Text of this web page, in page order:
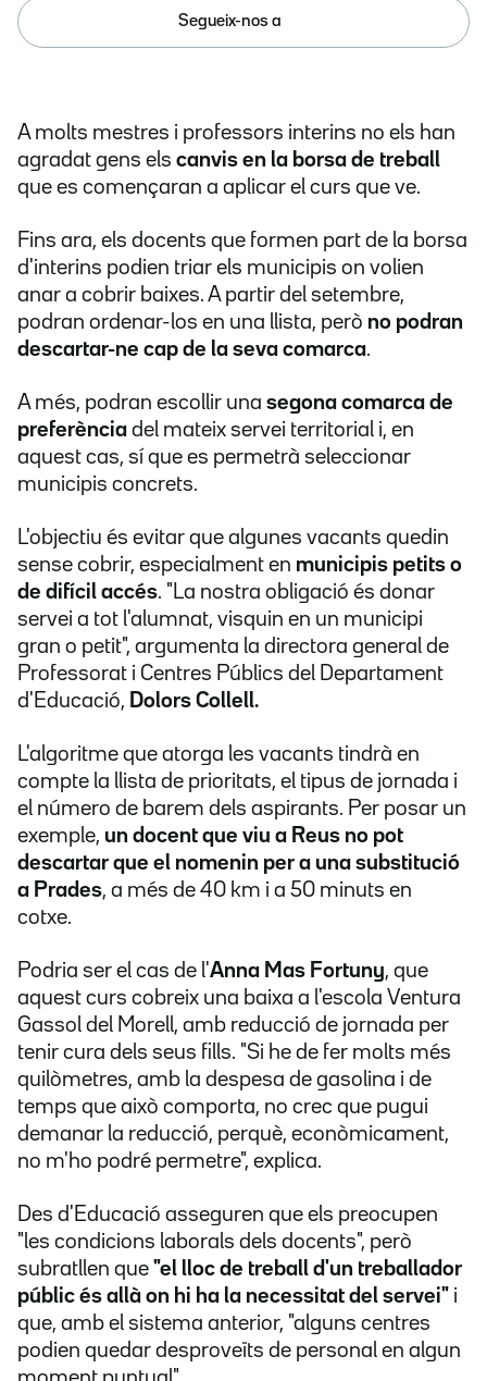
Segueix-nos a
A molts mestres i professors interins no els han
agradat gens els canvis en la borsa de treball
que es començaran a aplicar el curs que ve.
Fins ara, els docents que formen part de la borsa
d'interins podien triar els municipis on volien
anar a cobrir baixes. A partir del setembre,
podran ordenar-los en una llista, però no podran
descartar-ne cap de la seva comarca.
A més, podran escollir una segona comarca de
preferència del mateix servei territorial i, en
aquest cas, sí que es permetrà seleccionar
municipis concrets.
L'objectiu és evitar que algunes vacants quedin
sense cobrir, especialment en municipis petits o
de difícil accés. "La nostra obligació és donar
servei a tot l'alumnat, visquin en un municipi
gran o petit", argumenta la directora general de
Professorat i Centres Públics del Departament
d'Educació, Dolors Collell.
L'algoritme que atorga les vacants tindrà en
compte la llista de prioritats, el tipus de jornada i
el número de barem dels aspirants. Per posar un
exemple, un docent que viu a Reus no pot
descartar que el nomenin per a una substitució
a Prades, a més de 40 km i a 50 minuts en
cotxe.
Podria ser el cas de l'Anna Mas Fortuny, que
aquest curs cobreix una baixa a l'escola Ventura
Gassol del Morell, amb reducció de jornada per
tenir cura dels seus fills. "Si he de fer molts més
quilòmetres, amb la despesa de gasolina i de
temps que això comporta, no crec que pugui
demanar la reducció, perquè, econòmicament,
no m'ho podré permetre", explica.
Des d'Educació asseguren que els preocupen
"les condicions laborals dels docents", però
subratllen que "el lloc de treball d'un treballador
públic és allà on hi ha la necessitat del servei" i
que, amb el sistema anterior, "alguns centres
podien quedar desproveïts de personal en algun